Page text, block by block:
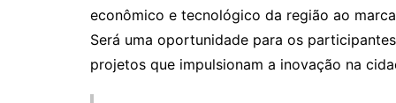
econômico e tecnológico da região ao
Será uma oportunidade para os
projetos que impulsionam a inovação na